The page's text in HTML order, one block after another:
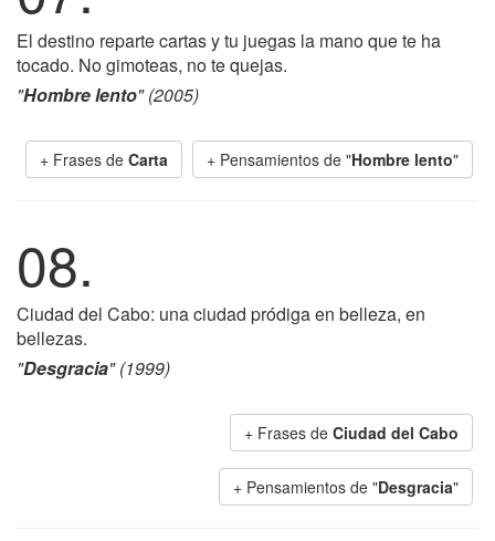
El destino reparte cartas y tu juegas la mano que te ha
tocado. No gimoteas, no te quejas.
"Hombre lento" (2005)
+ Frases de Carta + Pensamientos de "Hombre lento"
08.
Ciudad del Cabo: una ciudad pródiga en belleza, en
bellezas.
"Desgracia" (1999)
+ Frases de Ciudad del Cabo
+ Pensamientos de "Desgracia"